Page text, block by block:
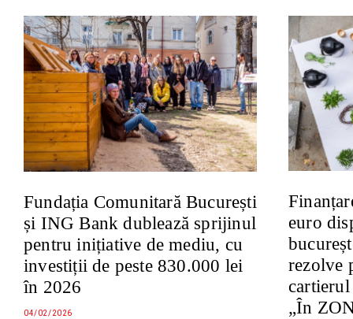
Fundația Comunitară București
și ING Bank dublează sprijinul
pentru inițiative de mediu, cu
investiții de peste 830.000 lei
în 2026
04/02/2026
euro
rezolve
„În